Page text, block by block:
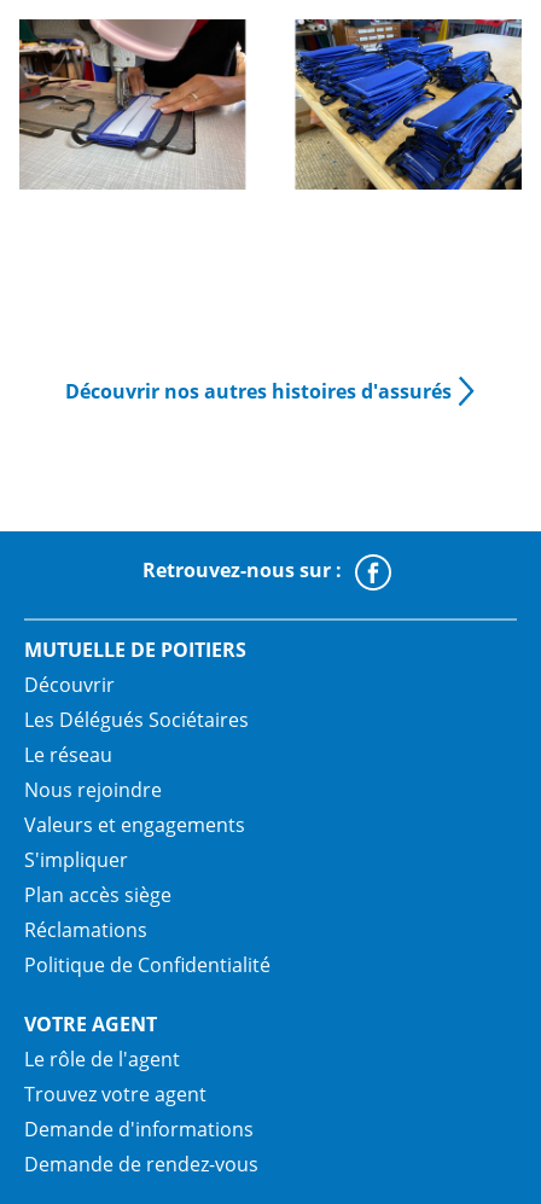
Découvrir nos autres histoires d'assurés
Retrouvez-nous sur :
MUTUELLE DE POITIERS
Découvrir
Les Délégués Sociétaires
Le réseau
Nous rejoindre
Valeurs et engagements
S'impliquer
Plan accès siège
Réclamations
Politique de Confidentialité
VOTRE AGENT
Le rôle de l'agent
Trouvez votre agent
Demande d'informations
Demande de rendez-vous